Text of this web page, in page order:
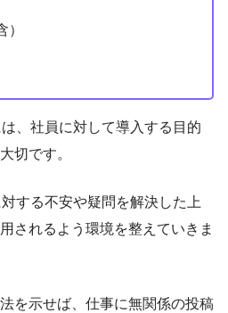
、社員に対して導入する目的
切です。
する不安や疑問を解決した上
されるよう環境を整えていきま
を示せば、仕事に無関係の投稿